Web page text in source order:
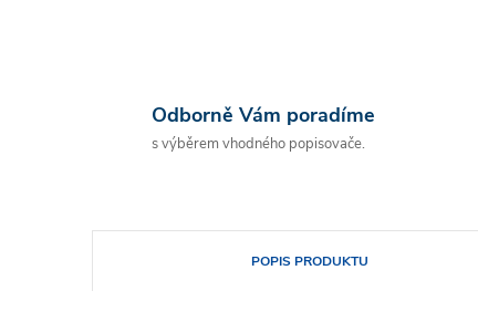
Odborně Vám poradíme
s výběrem vhodného popisovače.
POPIS PRODUKTU